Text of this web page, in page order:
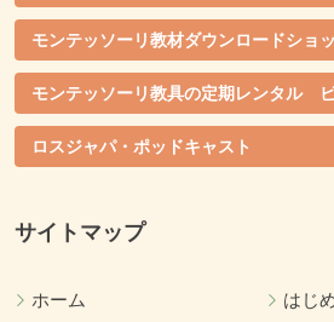
モンテッソーリ教材ダウンロードショ
モンテッソーリ教具の定期レンタル
ロスジャパ・ポッドキャスト
サイトマップ
ホーム
はじ